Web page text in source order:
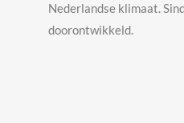
Nederlandse klimaat.
doorontwikkeld.